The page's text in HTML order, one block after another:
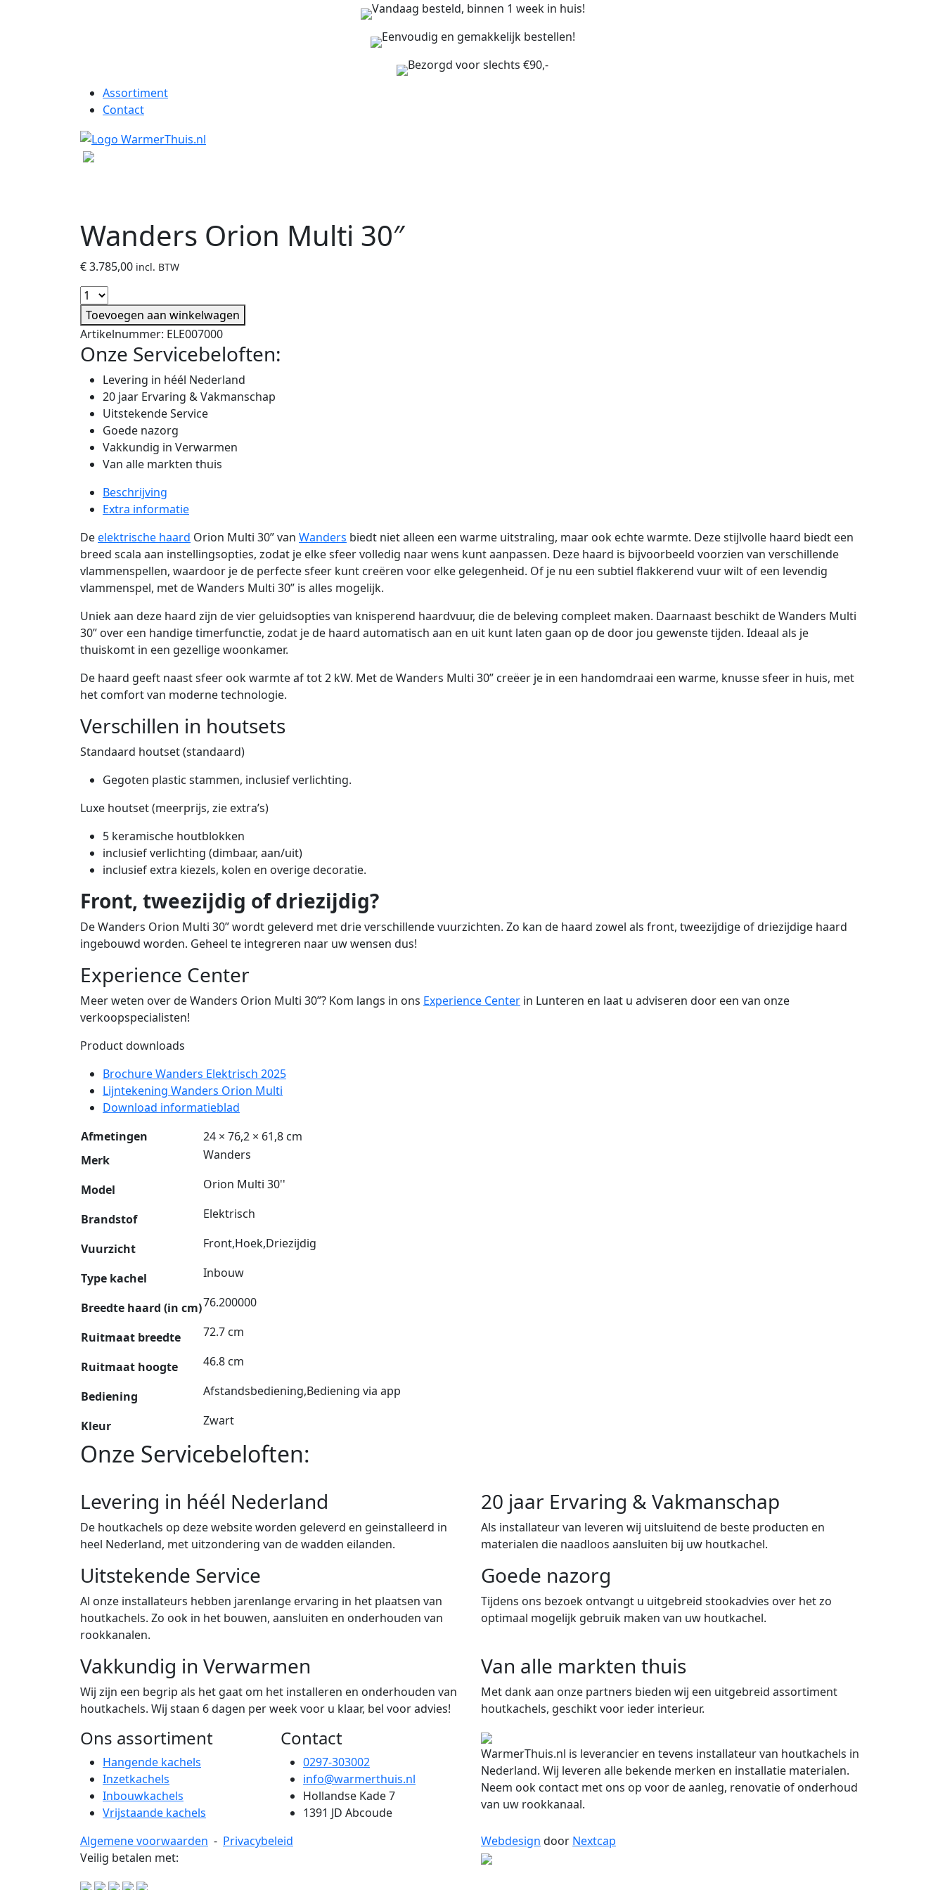
Vandaag besteld, binnen 1 week in huis!
Eenvoudig en gemakkelijk bestellen!
Bezorgd voor slechts €90,-
Assortiment
Contact
Wanders Orion Multi 30″
€3.785,00 incl. BTW
Toevoegen aan winkelwagen
Artikelnummer: ELE007000
Onze Servicebeloften:
Levering in héél Nederland
20 jaar Ervaring & Vakmanschap
Uitstekende Service
Goede nazorg
Vakkundig in Verwarmen
Van alle markten thuis
Beschrijving
Extra informatie
Deelektrische haard Orion Multi 30” van Wanders biedt niet alleen een warme uitstraling, maar ook echte warmte. Deze stijlvolle haard biedt een
breed scala aan instellingsopties, zodat je elke sfeer volledig naar wens kunt aanpassen. Deze haard is bijvoorbeeld voorzien van verschillende
vlammenspellen, waardoor je de perfecte sfeer kunt creëren voor elke gelegenheid. Of je nu een subtiel flakkerend vuur wilt of een levendig
vlammenspel, met de Wanders Multi 30” is alles mogelijk.
Uniek aan deze haard zijn de vier geluidsopties van knisperend haardvuur, die de beleving compleet maken. Daarnaast beschikt de Wanders Multi
30” over een handige timerfunctie, zodat je de haard automatisch aan en uit kunt laten gaan op de door jou gewenste tijden. Ideaal als je
thuiskomt in een gezellige woonkamer.
De haard geeft naast sfeer ook warmte af tot 2 kW. Met de Wanders Multi 30” creëer je in een handomdraai een warme, knusse sfeer in huis, met
het comfort van moderne technologie.
Verschillen in houtsets
Standaard houtset (standaard)
Gegoten plastic stammen, inclusief verlichting.
Luxe houtset (meerprijs, zie extra’s)
5 keramische houtblokken
inclusief verlichting (dimbaar, aan/uit)
inclusief extra kiezels, kolen en overige decoratie.
Front, tweezijdig of driezijdig?
De Wanders Orion Multi 30” wordt geleverd met drie verschillende vuurzichten. Zo kan de haard zowel als front, tweezijdige of driezijdige haard
ingebouwd worden. Geheel te integreren naar uw wensen dus!
Experience Center
Meer weten over de Wanders Orion Multi 30”? Kom langs in ons Experience Center in Lunteren en laat u adviseren door een van onze
verkoopspecialisten!
Product downloads
Brochure Wanders Elektrisch 2025
Lijntekening Wanders Orion Multi
Download informatieblad
Afmetingen
24 × 76,2 × 61,8 cm
Merk
Wanders
Model Orion Multi 30''
Brandstof Elektrisch
Vuurzicht Front,Hoek,Driezijdig
Type kachel Inbouw
Breedte haard (in cm)76.200000
Ruitmaat breedte 72.7 cm
Ruitmaat hoogte 46.8 cm
Bediening Afstandsbediening,Bediening via app
Kleur Zwart
Onze Servicebeloften:
Levering in héél Nederland
De houtkachels op deze website worden geleverd en geinstalleerd in
heel Nederland, met uitzondering van de wadden eilanden.
20 jaar Ervaring & Vakmanschap
Als installateur van leveren wij uitsluitend de beste producten en
materialen die naadloos aansluiten bij uw houtkachel.
Uitstekende Service
Al onze installateurs hebben jarenlange ervaring in het plaatsen van
houtkachels. Zo ook in het bouwen, aansluiten en onderhouden van
rookkanalen.
Goede nazorg
Tijdens ons bezoek ontvangt u uitgebreid stookadvies over het zo
optimaal mogelijk gebruik maken van uw houtkachel.
Vakkundig in Verwarmen
Wij zijn een begrip als het gaat om het installeren en onderhouden van
houtkachels. Wij staan 6 dagen per week voor u klaar, bel voor advies!
Van alle markten thuis
Met dank aan onze partners bieden wij een uitgebreid assortiment
houtkachels, geschikt voor ieder interieur.
Ons assortiment
Hangende kachels
Inzetkachels
Inbouwkachels
Vrijstaande kachels
Contact
0297-303002
info@warmerthuis.nl
Hollandse Kade 7
1391 JD Abcoude
WarmerThuis.nl is leverancier en tevens installateur van houtkachels in
Nederland. Wij leveren alle bekende merken en installatie materialen.
Neem ook contact met ons op voor de aanleg, renovatie of onderhoud
van uw rookkanaal.
Algemene voorwaarden - Privacybeleid Webdesign door Nextcap
Veilig betalen met: